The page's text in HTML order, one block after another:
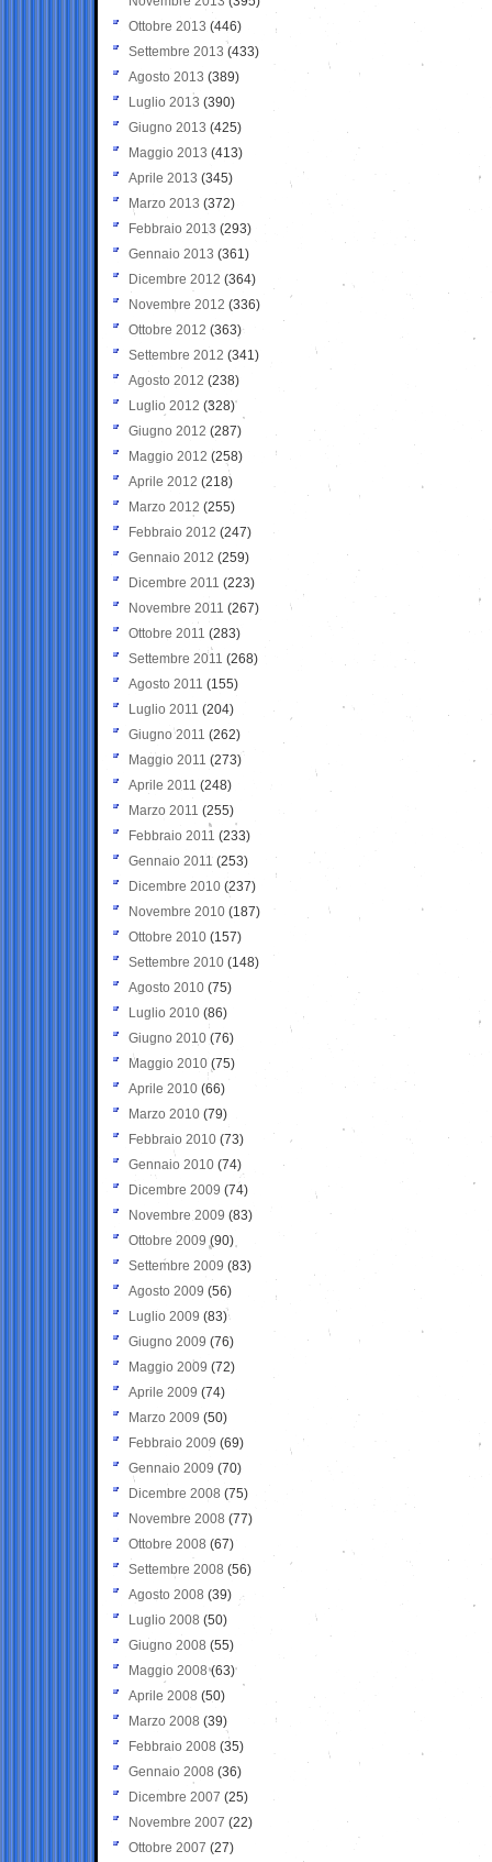
Ottobre 2013 (446)
Settembre 2013 (433)
Agosto 2013 (389)
Luglio 2013 (390)
Giugno 2013 (425)
Maggio 2013 (413)
Aprile 2013 (345)
Marzo 2013 (372)
Febbraio 2013 (293)
Gennaio 2013 (361)
Dicembre 2012 (364)
Novembre 2012 (336)
Ottobre 2012 (363)
Settembre 2012 (341)
Agosto 2012 (238)
Luglio 2012 (328)
Giugno 2012 (287)
Maggio 2012 (258)
Aprile 2012 (218)
Marzo 2012 (255)
Febbraio 2012 (247)
Gennaio 2012 (259)
Dicembre 2011 (223)
Novembre 2011 (267)
Ottobre 2011 (283)
Settembre 2011 (268)
Agosto 2011 (155)
Luglio 2011 (204)
Giugno 2011 (262)
Maggio 2011 (273)
Aprile 2011 (248)
Marzo 2011 (255)
Febbraio 2011 (233)
Gennaio 2011 (253)
Dicembre 2010 (237)
Novembre 2010 (187)
Ottobre 2010 (157)
Settembre 2010 (148)
Agosto 2010 (75)
Luglio 2010 (86)
Giugno 2010 (76)
Maggio 2010 (75)
Aprile 2010 (66)
Marzo 2010 (79)
Febbraio 2010 (73)
Gennaio 2010 (74)
Dicembre 2009 (74)
Novembre 2009 (83)
Ottobre 2009 (90)
Settembre 2009 (83)
Agosto 2009 (56)
Luglio 2009 (83)
Giugno 2009 (76)
Maggio 2009 (72)
Aprile 2009 (74)
Marzo 2009 (50)
Febbraio 2009 (69)
Gennaio 2009 (70)
Dicembre 2008 (75)
Novembre 2008 (77)
Ottobre 2008 (67)
Settembre 2008 (56)
Agosto 2008 (39)
Luglio 2008 (50)
Giugno 2008 (55)
Maggio 2008(63)
Aprile 2008 (50)
Marzo 2008 (39)
Febbraio 2008 (35)
Gennaio 2008 (36)
Dicembre 2007 (25)
Novembre 2007 (22)
Ottobre 2007 (27)